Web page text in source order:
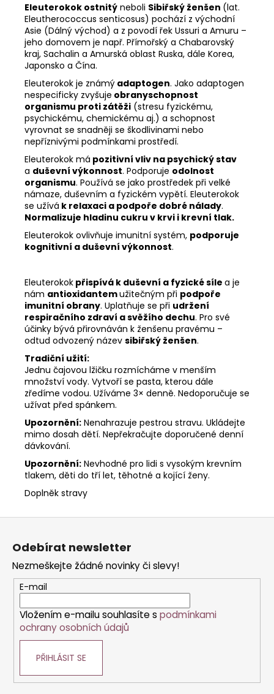
Eleuterokok ostnitý neboli Sibiřský ženšen (lat.
Eleutherococcus senticosus) pochází z východní
Asie (Dálný východ) a z povodí řek Ussuri a Amuru –
jeho domovem je např. Přímořský a Chabarovský
kraj, Sachalin a Amurská oblast Ruska, dále Korea,
Japonsko a Čína.
Eleuterokok je známý adaptogen. Jako adaptogen
nespecificky zvyšuje obranyschopnost
organismu proti zátěži (stresu fyzickému,
psychickému, chemickému aj.) a schopnost
vyrovnat se snadněji se škodlivinami nebo
nepříznivými podmínkami prostředí.
Eleuterokok má pozitivní vliv na psychický stav
a duševní výkonnost. Podporuje odolnost
organismu. Používá se jako prostředek při velké
námaze, duševním a fyzickém vypětí. Eleuterokok
se užívá k relaxaci a podpoře dobré nálady.
Normalizuje hladinu cukru v krvi i krevní tlak.
Eleuterokok ovlivňuje imunitní systém, podporuje
kognitivní a duševní výkonnost.
Eleuterokok přispívá k duševní a fyzické síle a je
nám antioxidantemužitečným při podpoře
imunitní obrany. Uplatňuje se při udržení
respiračního zdraví a svěžího dechu. Pro své
účinky bývá přirovnáván k ženšenu pravému –
odtud odvozený název sibiřský ženšen.
Tradiční užití:
Jednu čajovou lžičku rozmícháme v menším
množství vody. Vytvoří se pasta, kterou dále
zředíme vodou. Užíváme 3× denně. Nedoporučuje se
užívat před spánkem.
Upozornění: Nenahrazuje pestrou stravu. Ukládejte
mimo dosah dětí. Nepřekračujte doporučené denní
dávkování.
Upozornění: Nevhodné pro lidi s vysokým krevním
tlakem, děti do tří let, těhotné a kojící ženy.
Doplněk stravy
Z
Odebírat newsletter
Nezmeškejte žádné novinky či slevy!
E-mail
Vložením e-mailu souhlasíte s podmínkami
ochrany osobních údajů
PŘIHLÁSIT SE